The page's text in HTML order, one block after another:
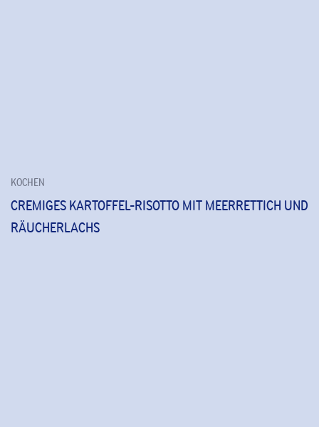
KOCHEN
CREMIGES KARTOFFEL-RISOTTO MIT MEERRETTICH UND
RÄUCHERLACHS